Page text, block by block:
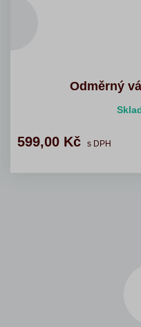
Odměrný
599,00 Kč s DPH